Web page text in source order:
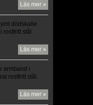
Läs mer »
dödskalle
rostfritt stål.
Läs mer »
armband i
rostfritt stål.
Läs mer »